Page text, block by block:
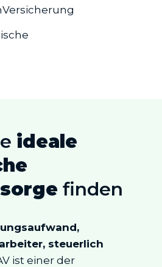
ideale
finden
steuerlich
ist einer der